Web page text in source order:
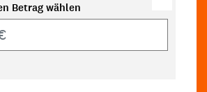
Betrag wählen